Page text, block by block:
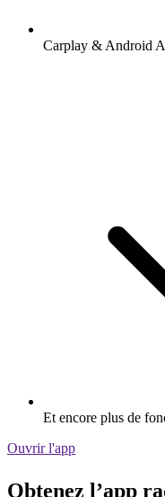
Carplay & Android
Et encore plus de
Ouvrir l'app
Obtenez l’app